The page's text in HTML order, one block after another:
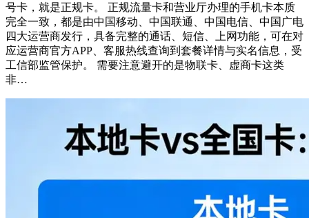
号卡，就是正规卡。 正规流量卡和营业厅办理的手机卡本质
完全一致，都是由中国移动、中国联通、中国电信、中国广电
四大运营商发行，具备完整的通话、短信、上网功能，可在对
应运营商官方APP、客服热线查询到套餐详情与实名信息，受
工信部监管保护。 需要注意避开的是物联卡、虚商卡这类
非…